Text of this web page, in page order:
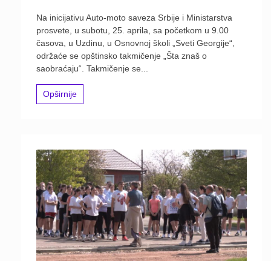
Na inicijativu Auto-moto saveza Srbije i Ministarstva
prosvete, u subotu, 25. aprila, sa početkom u 9.00
časova, u Uzdinu, u Osnovnoj školi „Sveti Georgije“,
održaće se opštinsko takmičenje „Šta znaš o
saobraćaju“. Takmičenje se...
Opširnije